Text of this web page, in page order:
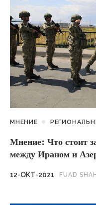
МНЕНИЕ
Мнение: Что стоит
между Ираном и
12-ОКТ-2021 FUAD